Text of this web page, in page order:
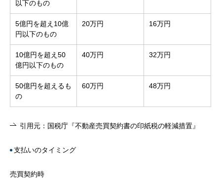
以下のもの
5億円を超え10億
円以下のもの
20万円 16万円
10億円を超え50
億円以下のもの
40万円 32万円
50億円を超えるも
の
60万円 48万円
引用元：国税庁『不動産売買契約書の印紙税の軽減措置』
支払いのタイミング
売買契約時